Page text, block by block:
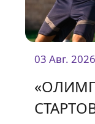
03 Авг. 2026